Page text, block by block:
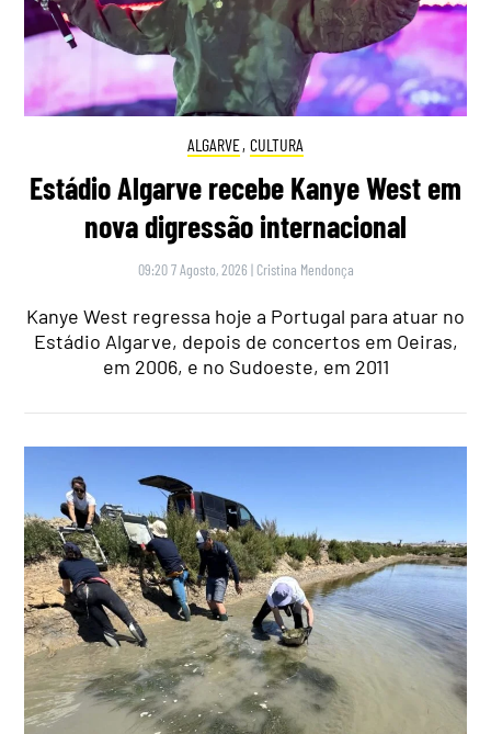
ALGARVE, CULTURA
Estádio Algarve recebe Kanye West em
nova digressão internacional
09:20 7 Agosto, 2026 | Cristina Mendonça
Kanye West regressa hoje a Portugal para atuar no
Estádio Algarve, depois de concertos em Oeiras,
em 2006, e no Sudoeste, em 2011